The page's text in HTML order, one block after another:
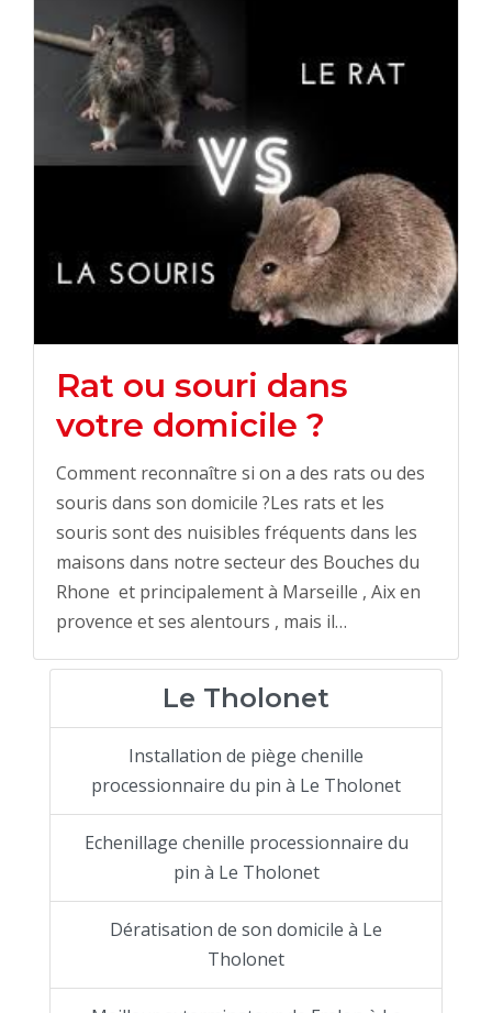
Rat ou souri dans
votre domicile ?
Comment reconnaître si on a des rats ou des
souris dans son domicile ?Les rats et les
souris sont des nuisibles fréquents dans les
maisons dans notre secteur des Bouches du
Rhone et principalement à Marseille , Aix en
provence et ses alentours , mais il…
Le Tholonet
Installation de piège chenille
processionnaire du pin à Le Tholonet
Echenillage chenille processionnaire du
pin à Le Tholonet
Dératisation de son domicile à Le
Tholonet